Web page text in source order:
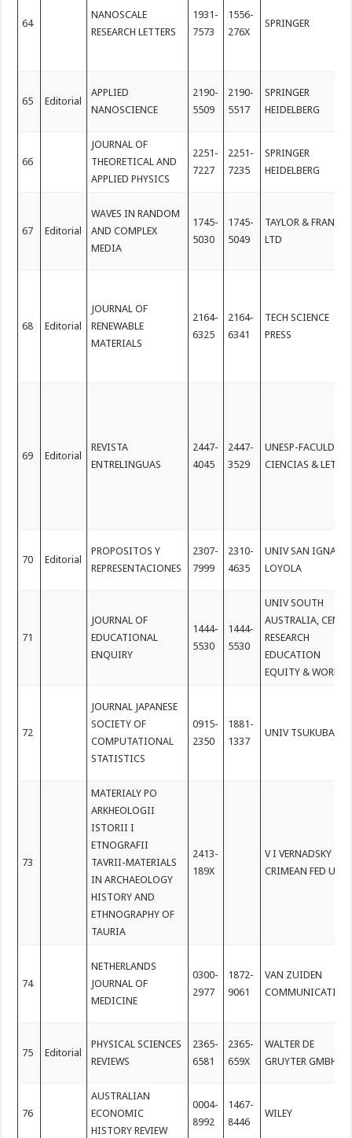
64
NANOSCALE
RESEARCH LETTERS
1931-
7573
1556-
276X
SPRINGER
65 Editorial
APPLIED
NANOSCIENCE
2190-
5509
2190-
5517
SPRINGER
HEIDELBERG
66
JOURNAL OF
THEORETICAL AND
APPLIED PHYSICS
2251-
7227
2251-
7235
SPRINGER
HEIDELBERG
67 Editorial
WAVES IN RANDOM
AND COMPLEX
MEDIA
1745-
5030
1745-
5049
TAYLOR & FRANCIS
LTD
68 Editorial
JOURNAL OF
RENEWABLE
MATERIALS
2164-
6325
2164-
6341
TECH SCIENCE
PRESS
69 Editorial
REVISTA
ENTRELINGUAS
2447-
4045
2447-
3529
UNESP-
CIENCIAS &
70 Editorial
PROPOSITOS Y
REPRESENTACIONES
2307-
7999
2310-
4635
UNIV SAN
LOYOLA
71
JOURNAL OF
EDUCATIONAL
ENQUIRY
1444-
5530
1444-
5530
UNIV SOUTH
AUSTRALIA,
RESEARCH
EDUCATION
EQUITY & WORK
72
JOURNAL JAPANESE
SOCIETY OF
COMPUTATIONAL
STATISTICS
0915-
2350
1881-
1337
UNIV TSUKUBA
73
MATERIALY PO
ARKHEOLOGII
ISTORII I
ETNOGRAFII
TAVRII-MATERIALS
IN ARCHAEOLOGY
HISTORY AND
ETHNOGRAPHY OF
TAURIA
2413-
189X
V I VERNADSKY
CRIMEAN FED UNIV
74
NETHERLANDS
JOURNAL OF
MEDICINE
0300-
2977
1872-
9061
VAN ZUIDEN
75 Editorial
PHYSICAL SCIENCES
REVIEWS
2365-
6581
2365-
659X
WALTER DE
GRUYTER GMBH
76
AUSTRALIAN
ECONOMIC
HISTORY REVIEW
0004-
8992
1467-
8446
WILEY